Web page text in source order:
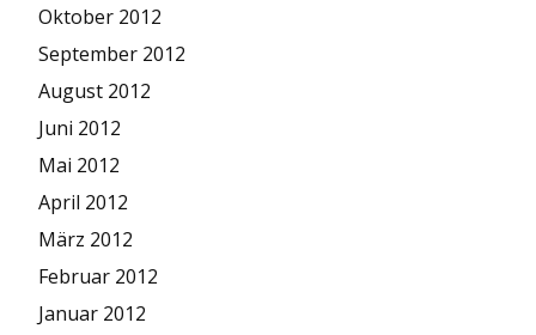
Oktober 2012
September 2012
August 2012
Juni 2012
Mai 2012
April 2012
März 2012
Februar 2012
Januar 2012